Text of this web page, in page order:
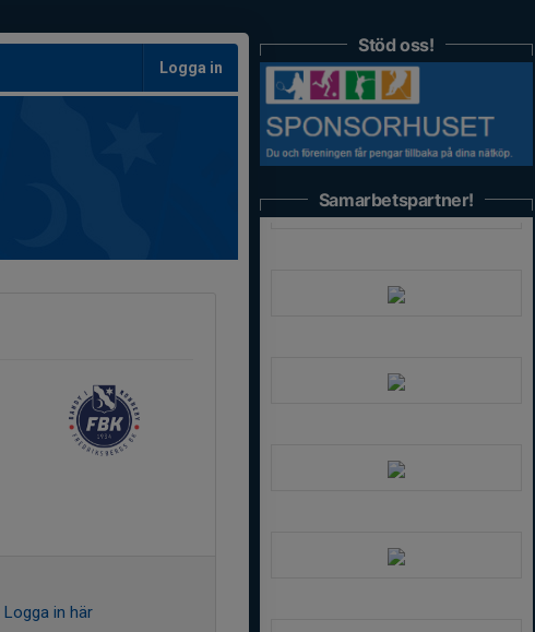
Logga in
Logga in här
Stöd oss!
Samarbetspartner!